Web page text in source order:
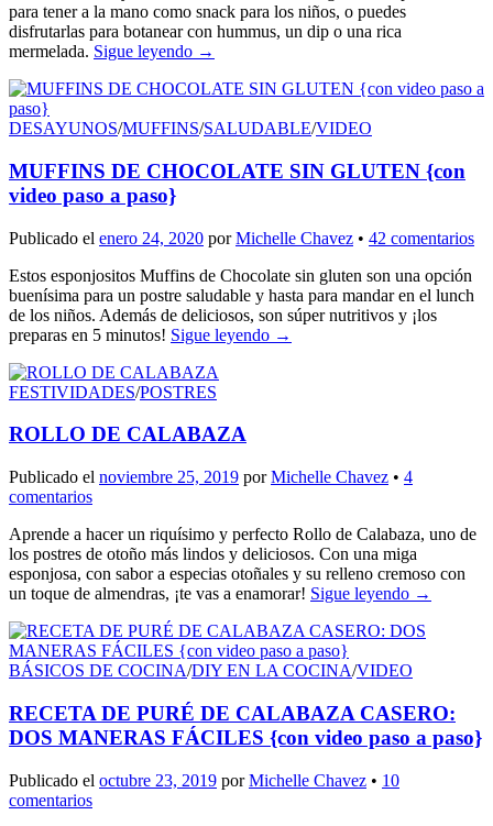
para tener a la mano como snack para los niños, o puedes
disfrutarlas para botanear con hummus, un dip o una rica
mermelada. Sigue leyendo →
DESAYUNOS/MUFFINS/SALUDABLE/VIDEO
MUFFINS DE CHOCOLATE SIN GLUTEN {con
video paso a paso}
Publicado el enero 24, 2020 porMichelle Chavez • 42 comentarios
Estos esponjositos Muffins de Chocolate sin gluten son una opción
buenísima para un postre saludable y hasta para mandar en el lunch
de los niños. Además de deliciosos, son súper nutritivos y ¡los
preparas en 5 minutos! Sigue leyendo →
FESTIVIDADES/POSTRES
ROLLO DE CALABAZA
Publicado el noviembre 25, 2019 porMichelle Chavez • 4
comentarios
Aprende a hacer un riquísimo y perfecto Rollo de Calabaza, uno de
los postres de otoño más lindos y deliciosos. Con una miga
esponjosa, con sabor a especias otoñales y su relleno cremoso con
un toque de almendras, ¡te vas a enamorar! Sigue leyendo →
BÁSICOS DE COCINA/DIY EN LA COCINA/VIDEO
RECETA DE PURÉ DE CALABAZA CASERO:
DOS MANERAS FÁCILES {con video paso a paso}
Publicado el octubre 23, 2019 porMichelle Chavez • 10
comentarios